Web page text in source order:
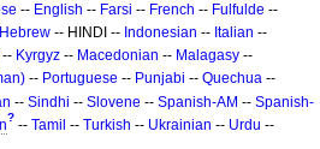
-- English -- Farsi -- French -- Fulfulde --
Hebrew -- HINDI -- Indonesian -- Italian --
-- Kyrgyz -- Macedonian -- Malagasy --
-- Portuguese -- Punjabi -- Quechua --
-- Sindhi -- Slovene -- Spanish-AM -- Spanish-
? -- Tamil -- Turkish -- Ukrainian -- Urdu --